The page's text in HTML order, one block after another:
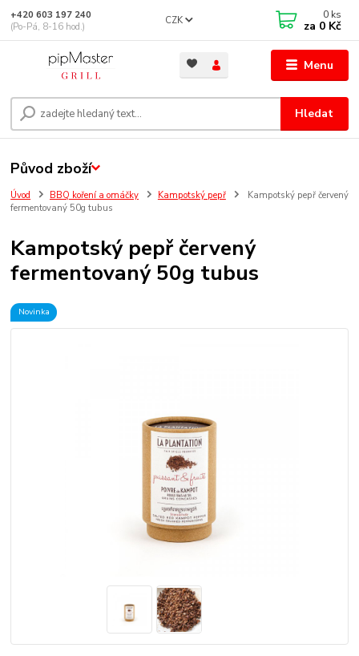
Menu
CZK
Hledat
+420 603 197 240
(Po-Pá, 8-16 hod.)
0 ks
za 0 Kč
Úvod BBQ koření a omáčky Kampotský pepř
Kampotský pepř červený
fermentovaný 50g tubus
Kampotský pepř červený
fermentovaný 50g tubus
Novinka
Původ zboží